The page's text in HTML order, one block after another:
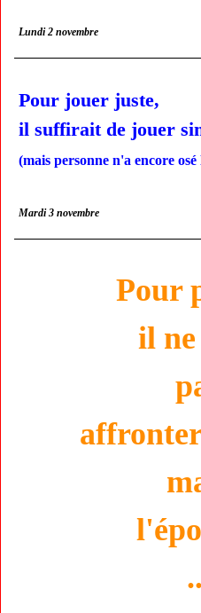
Lundi 2 novembre
Pour jouer juste,
il suffirait de jouer
(mais personne n'a encore
Mardi 3 novembre
Pour
il